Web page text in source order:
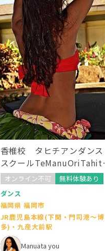
香椎校 タヒチアンダンス
スクールTeManuOriTahiti
オンライン不可
無料体験あり
ダンス
福岡県 福岡市
JR鹿児島本線(下関・門司港～博
多)・九産大前駅
Manuata you